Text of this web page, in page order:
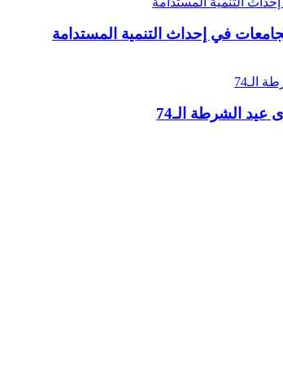
في إحداث التنمية المستدامة
الشرطة الـ74